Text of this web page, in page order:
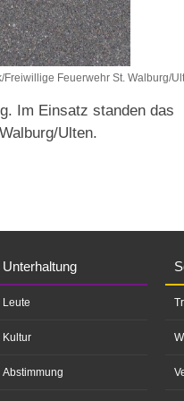
Freiwillige Feuerwehr St. Walburg/
Im Einsatz standen das
Ulten.
Unterhaltung
Leute
Kultur
Abstimmung